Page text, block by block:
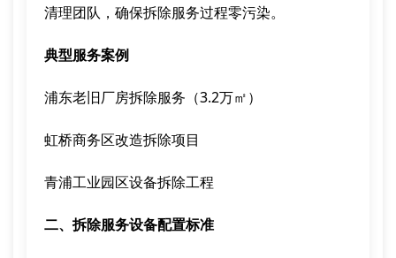
清理团队，确保拆除服务过程零污染。
典型服务案例
浦东老旧厂房拆除服务（3.2万㎡）
虹桥商务区改造拆除项目
青浦工业园区设备拆除工程
二、拆除服务设备配置标准